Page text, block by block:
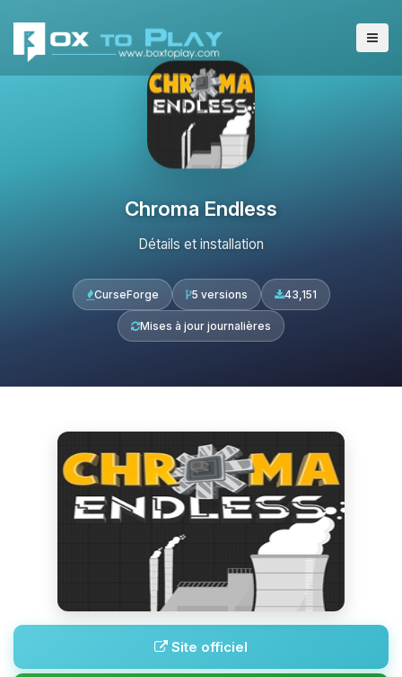
Chroma Endless
Détails et installation
CurseForge 5 versions 43,151
Mises à jour journalières
Site officiel